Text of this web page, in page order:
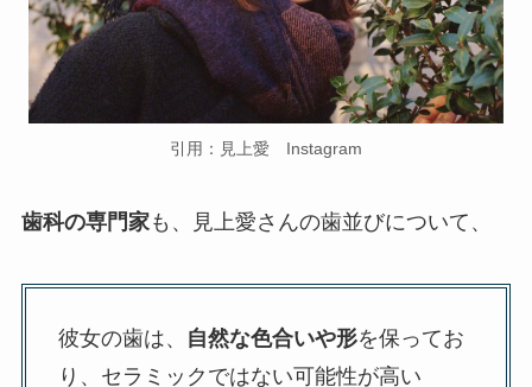
引用：見上愛 Instagram
歯科の専門家も、見上愛さんの歯並びについて、
彼女の歯は、 自然な色合いや形を保ってお
り、セラミックではない可能性が高い